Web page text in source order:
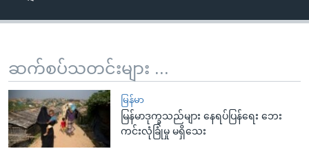
ဆက်စပ်သတင်းများ ...
မြန်မာ
မြန်မာဒုက္ခသည်များ နေရပ်ပြန်ရေး ဘေး
ကင်းလုံခြုံမှု မရှိသေး